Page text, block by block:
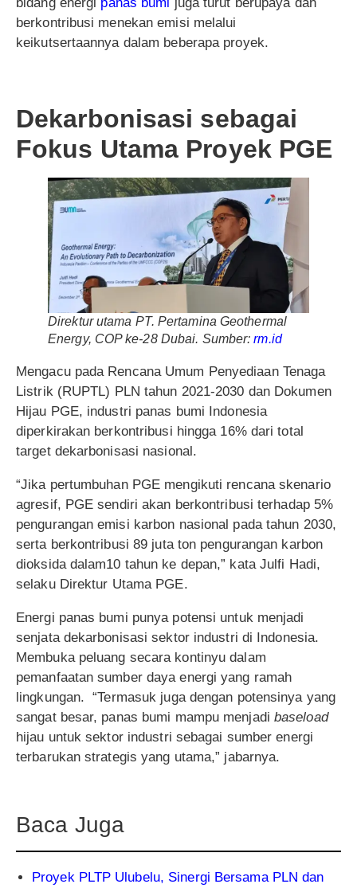
berkontribusi menekan emisi melalui
keikutsertaannya dalam beberapa proyek.
Dekarbonisasi sebagai
Fokus Utama Proyek PGE
Direktur utama PT. Pertamina Geothermal
Energy, COP ke-28 Dubai. Sumber:rm.id
Mengacu pada Rencana Umum Penyediaan Tenaga
Listrik (RUPTL) PLN tahun 2021-2030 dan Dokumen
Hijau PGE, industri panas bumi Indonesia
diperkirakan berkontribusi hingga 16% dari total
target dekarbonisasi nasional.
“Jika pertumbuhan PGE mengikuti rencana skenario
agresif, PGE sendiri akan berkontribusi terhadap 5%
pengurangan emisi karbon nasional pada tahun 2030,
serta berkontribusi 89 juta ton pengurangan karbon
dioksida dalam10 tahun ke depan,” kata Julfi Hadi,
selaku Direktur Utama PGE.
Energi panas bumi punya potensi untuk menjadi
senjata dekarbonisasi sektor industri di Indonesia.
Membuka peluang secara kontinyu dalam
pemanfaatan sumber daya energi yang ramah
lingkungan. “Termasuk juga dengan potensinya yang
sangat besar, panas bumi mampu menjadi baseload
hijau untuk sektor industri sebagai sumber energi
terbarukan strategis yang utama,” jabarnya.
Baca Juga
Proyek PLTP Ulubelu, Sinergi Bersama PLN dan